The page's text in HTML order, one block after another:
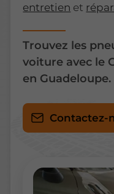
entretien et
Trouvez les
voiture avec le
en Guadeloupe.
Contactez-